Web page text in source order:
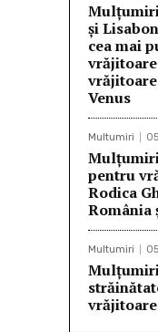
și
cea mai
Venus
Multumiri
pentru
Rodica
România
Multumiri